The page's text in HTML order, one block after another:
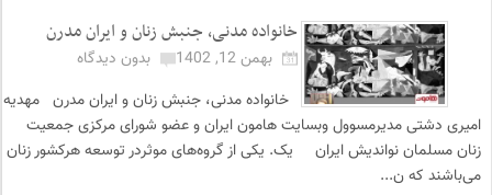
خانواده مدنی، جنبش زنان و ایران مدرن
بهمن 12, 1402
بدون دیدگاه
خانواده مدنی، جنبش زنان و ایران مدرن مهدیه
امیری دشتی مدیرمسوول وبسایت هامون ایران و عضو شورای مرکزی جمعیت
زنان مسلمان نواندیش ایران یک. یکی از گروه‌های موثردر توسعه هرکشور زنان
می‌باشند که ن...